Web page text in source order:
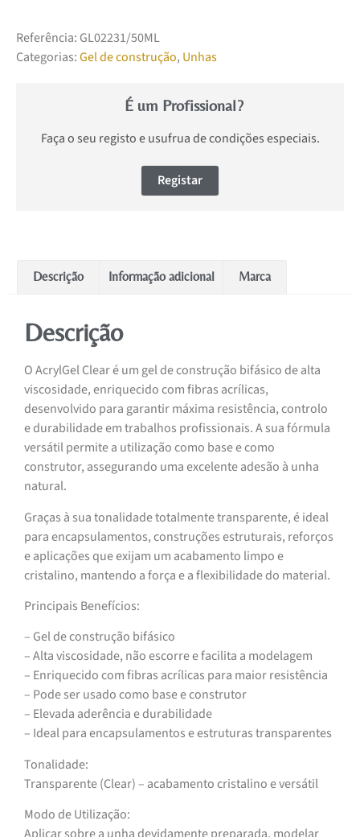
Referência: GL02231/50ML
Categorias:Gel de construção, Unhas
É um Profissional?
Faça o seu registo e usufrua de condições especiais.
Registar
Descrição Informação adicional Marca
Descrição
O AcrylGel Clear é um gel de construção bifásico de alta
viscosidade, enriquecido com fibras acrílicas,
desenvolvido para garantir máxima resistência, controlo
e durabilidade em trabalhos profissionais. A sua fórmula
versátil permite a utilização como base e como
construtor, assegurando uma excelente adesão à unha
natural.
Graças à sua tonalidade totalmente transparente, é ideal
para encapsulamentos, construções estruturais, reforços
e aplicações que exijam um acabamento limpo e
cristalino, mantendo a força e a flexibilidade do material.
Principais Benefícios:
– Gel de construção bifásico
– Alta viscosidade, não escorre e facilita a modelagem
– Enriquecido com fibras acrílicas para maior resistência
– Pode ser usado como base e construtor
– Elevada aderência e durabilidade
– Ideal para encapsulamentos e estruturas transparentes
Tonalidade:
Transparente (Clear) – acabamento cristalino e versátil
Modo de Utilização: